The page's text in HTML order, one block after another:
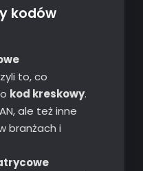
kodów
to, co
kod kreskowy.
ale też inne
branżach i